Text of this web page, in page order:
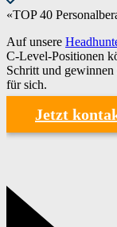
«TOP 40
Auf unsere
C-Level-Positionen
Schritt und
für sich.
Jetzt